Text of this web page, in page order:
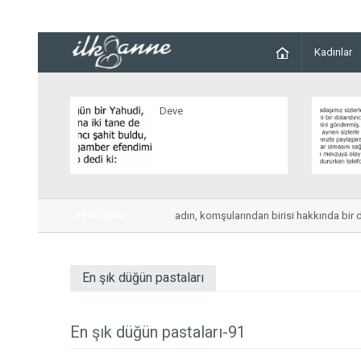
Kadınlar
Deve
Bir kadın, komşularından birisi hakkında bir
En şık düğün pastaları
En şık düğün pastaları-91